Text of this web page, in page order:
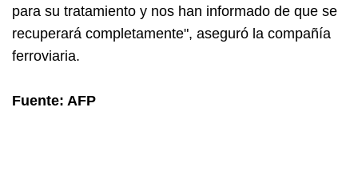
para su tratamiento y nos han informado de que se
recuperará completamente", aseguró la compañía
ferroviaria.
Fuente: AFP